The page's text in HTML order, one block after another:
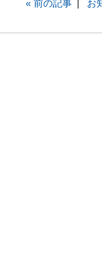
« 前の記事 | お